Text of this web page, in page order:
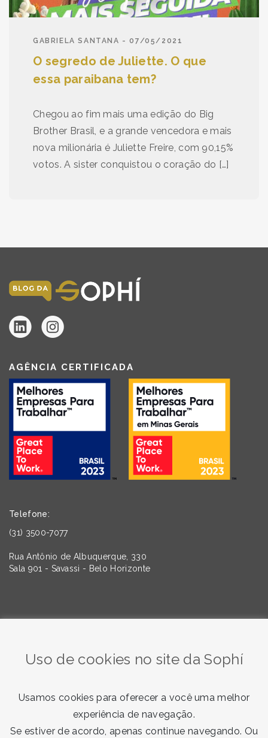
GABRIELA SANTANA - 07/05/2021
O segredo de Juliette. O que
essa paraibana tem?
Chegou ao fim mais uma edição do Big
Brother Brasil, e a grande vencedora e mais
nova milionária é Juliette Freire, com 90,15%
votos. A sister conquistou o coração do […]
AGÊNCIA CERTIFICADA
Telefone:
(31) 3500-7077
Rua Antônio de Albuquerque, 330
Sala 901 - Savassi - Belo Horizonte
Uso de cookies no site da Sophí
Usamos cookies para oferecer a você uma melhor
experiência de navegação.
Se estiver de acordo, apenas continue navegando. Ou